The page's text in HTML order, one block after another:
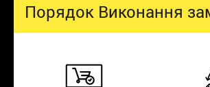
Порядок Виконання